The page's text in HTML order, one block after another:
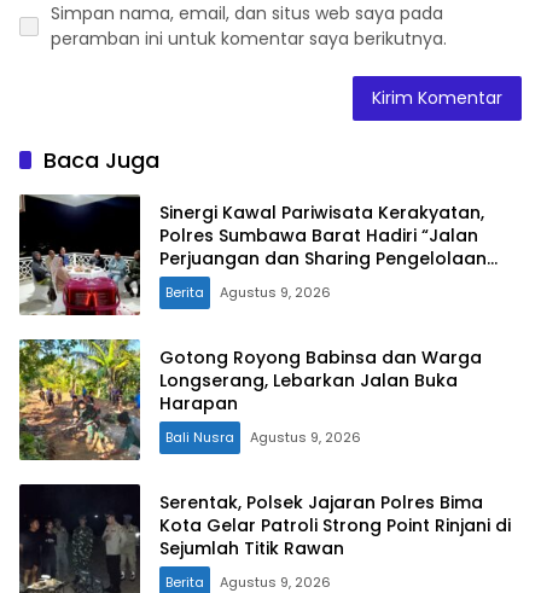
Simpan nama, email, dan situs web saya pada
peramban ini untuk komentar saya berikutnya.
Baca Juga
Sinergi Kawal Pariwisata Kerakyatan,
Polres Sumbawa Barat Hadiri “Jalan
Perjuangan dan Sharing Pengelolaan
Pariwisata Bendungan Tiu Suntuk”
Berita Agustus 9, 2026
Gotong Royong Babinsa dan Warga
Longserang, Lebarkan Jalan Buka
Harapan
Bali Nusra Agustus 9, 2026
Serentak, Polsek Jajaran Polres Bima
Kota Gelar Patroli Strong Point Rinjani di
Sejumlah Titik Rawan
Berita Agustus 9, 2026